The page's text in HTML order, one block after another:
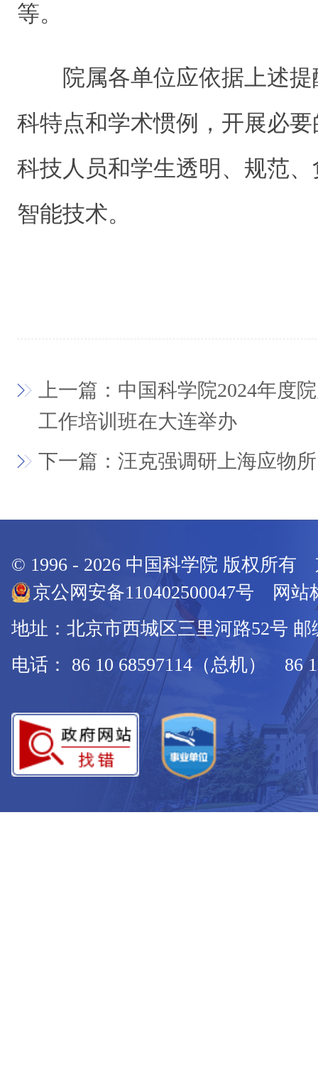
等。
院属各单位应依据上述
科特点和学术惯例，开展必
科技人员和学生透明、规范
智能技术。
上一篇：中国科学院2024年度
工作培训班在大连举办
下一篇：汪克强调研上海应物所
© 1996 - 2026 中国科学院 版权所有
京公网安备110402500047号 网站
地址：北京市西城区三里河路52号 邮
电话： 86 10 68597114（总机） 86